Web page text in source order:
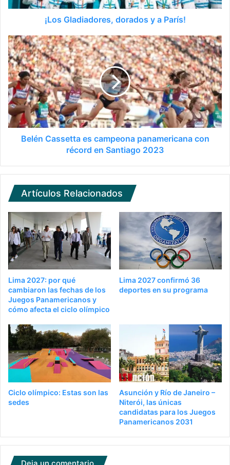
¡Los Gladiadores, dorados y a París!
Belén Cassetta es campeona panamericana con
récord en Santiago 2023
Artículos Relacionados
Lima 2027: por qué
cambiaron las fechas de los
Juegos Panamericanos y
cómo afecta el ciclo olímpico
Lima 2027 confirmó 36
deportes en su programa
Ciclo olímpico: Estas son las
sedes
Asunción y Río de Janeiro –
Niterói, las únicas
candidatas para los Juegos
Panamericanos 2031